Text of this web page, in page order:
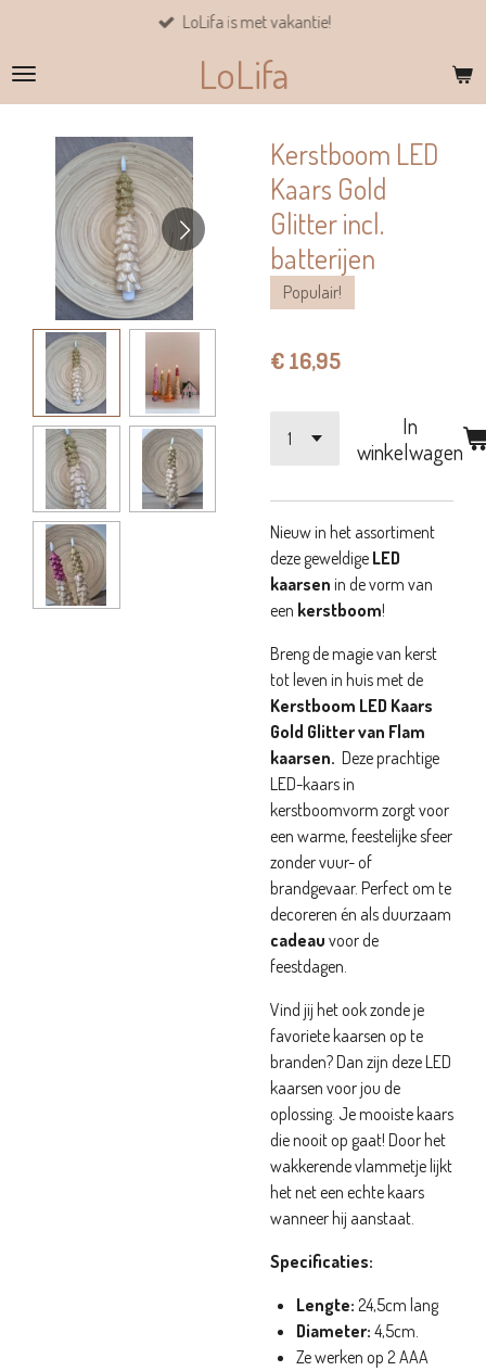
naar
de
LoLifa
LoLifa is met vakantie!
Kerstboom LED
Kaars Gold
Glitter incl.
batterijen
Populair!
€ 16,95
In
winkelwagen
Nieuw in het assortiment
deze geweldige LED
kaarsen in de vorm van
een kerstboom!
Breng de magie van kerst
tot leven in huis met de
Kerstboom LED Kaars
Gold Glitter van Flam
kaarsen. Deze prachtige
LED-kaars in
kerstboomvorm zorgt voor
een warme, feestelijke sfeer
zonder vuur- of
brandgevaar. Perfect om te
decoreren én als duurzaam
cadeau voor de
feestdagen.
Vind jij het ook zonde je
favoriete kaarsen op te
branden? Dan zijn deze LED
kaarsen voor jou de
oplossing. Je mooiste kaars
die nooit op gaat! Door het
wakkerende vlammetje lijkt
het net een echte kaars
wanneer hij aanstaat.
Specificaties:
Lengte: 24,5cm lang
Diameter: 4,5cm.
Ze werken op 2 AAA